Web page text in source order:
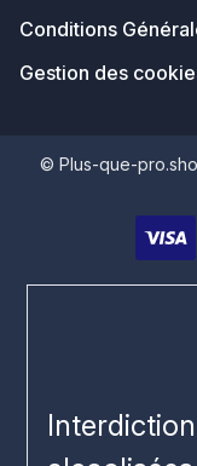
Conditions
Gestion des
© Plus-que-